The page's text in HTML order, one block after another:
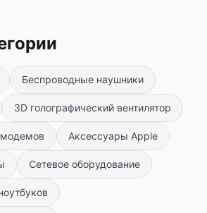
Беспроводные наушники
3D голографический вентилятор
Аксессуары Apple
Сетевое оборудование